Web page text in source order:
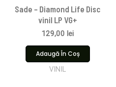
Sade – Diamond Life Disc
vinil LP VG+
129,00 lei
Adaugă În Coș
VINIL